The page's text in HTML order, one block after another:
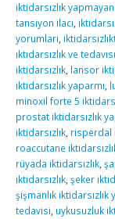
iktidarsızlık
tansiyon ilacı,
yorumları,
ıktıdarsızlık ve tedavısı
iktidarsızlık, lansor
iktidarsızlık yaparmı,
minoxil forte 5
prostat iktidarsızlık
iktidarsızlık, risperdal
roaccutane
rüyada iktidarsızlık,
iktidarsızlık, şeker
şişmanlık iktidarsızlık
tedavisi, uykusuzluk